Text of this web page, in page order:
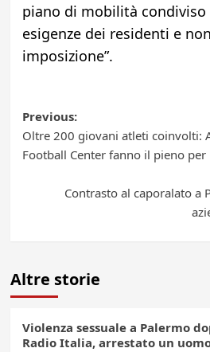
piano di mobilità condiviso
esigenze dei residenti e
imposizione”.
Post
navigation
Previous:
Oltre 200 giovani atleti coinvolti:
Football Center fanno il pieno per
Contrasto al caporalato a
Altre storie
Violenza sessuale a Palermo
Radio Italia, arrestato un